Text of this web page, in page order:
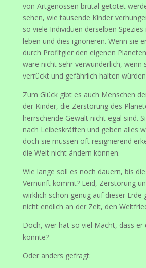
von Artgenossen brutal getötet
sehen, wie tausende Kinder
so viele Individuen derselben
leben und dies ignorieren. Wenn sie
durch Profitgier den eigenen
wäre nicht sehr verwunderlich, wenn
verrückt und gefährlich halten
Zum Glück gibt es auch Menschen
der Kinder, die Zerstörung des
herrschende Gewalt nicht egal sind.
nach Leibeskräften und geben alles
doch sie müssen oft resignierend
die Welt nicht ändern können.
Wie lange soll es noch dauern, bis
Vernunft kommt? Leid, Zerstörung
wirklich schon genug auf dieser Erde
nicht endlich an der Zeit, den
Doch, wer hat so viel Macht, dass er
könnte?
Oder anders gefragt: